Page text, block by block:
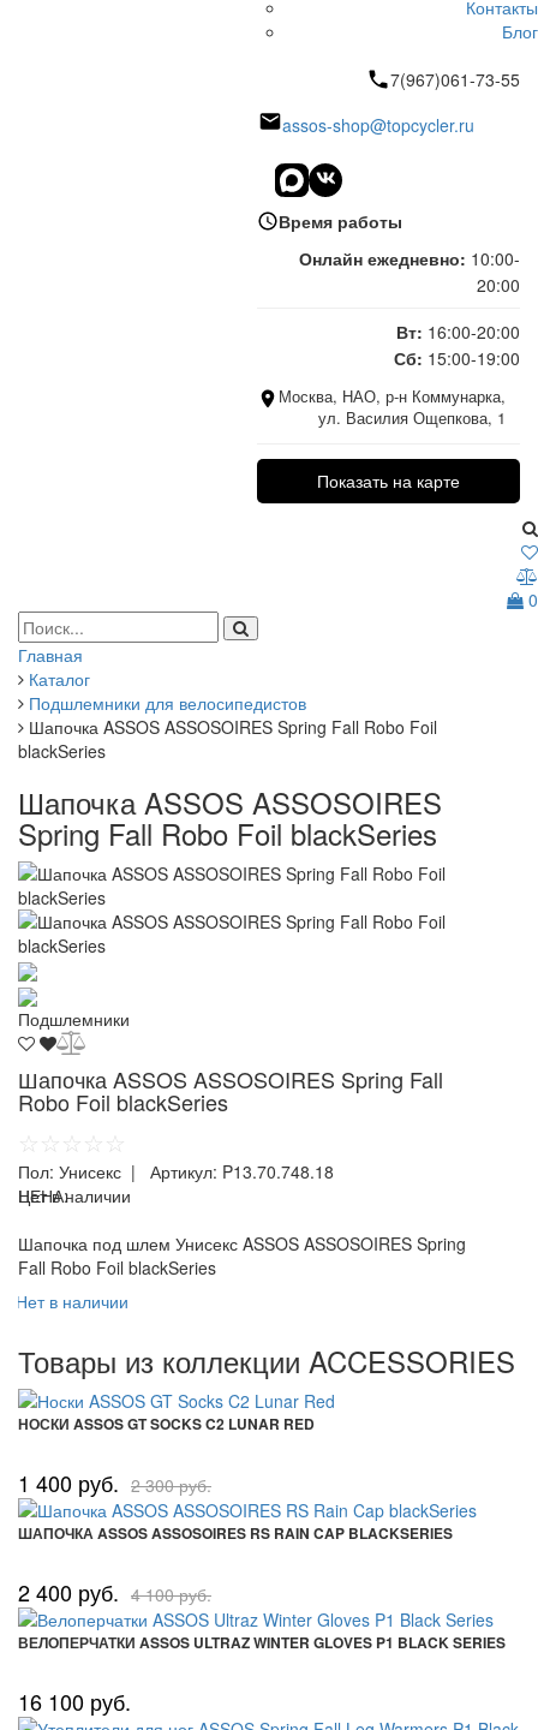
Контакты
Блог
7(967)061-73-55
assos-shop@topcycler.ru
Время работы
Онлайн ежедневно: 10:00-
20:00
Вт: 16:00-20:00
Сб: 15:00-19:00
Москва, НАО, р-н Коммунарка,
ул. Василия Ощепкова, 1
Показать на карте
0
Главная
Каталог
Подшлемники для велосипедистов
Шапочка ASSOS ASSOSOIRES Spring Fall Robo Foil
blackSeries
Шапочка ASSOS ASSOSOIRES
Spring Fall Robo Foil blackSeries
Подшлемники
Шапочка ASSOS ASSOSOIRES Spring Fall
Robo Foil blackSeries
☆☆☆☆☆
Пол: Унисекс | Артикул: P13.70.748.18
ЦЕНА:
Нет в наличии
Шапочка под шлем Унисекс ASSOS ASSOSOIRES Spring
Fall Robo Foil blackSeries
Нет в наличии
Товары из коллекции ACCESSORIES
НОСКИ ASSOS GT SOCKS C2 LUNAR RED
1 400 руб. 2 300 руб.
ШАПОЧКА ASSOS ASSOSOIRES RS RAIN CAP BLACKSERIES
2 400 руб. 4 100 руб.
ВЕЛОПЕРЧАТКИ ASSOS ULTRAZ WINTER GLOVES P1 BLACK SERIES
16 100 руб.